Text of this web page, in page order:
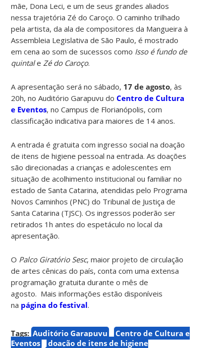
mãe, Dona Leci, e um de seus grandes aliados
nessa trajetória Zé do Caroço. O caminho trilhado
pela artista, da ala de compositores da Mangueira à
Assembleia Legislativa de São Paulo, é mostrado
em cena ao som de sucessos como Isso é fundo de
quintale Zé do Caroço.
A apresentação será no sábado, 17 de agosto, às
20h, no Auditório Garapuvu doCentro de Cultura
e Eventos, no Campus de Florianópolis, com
classificação indicativa para maiores de 14 anos.
A entrada é gratuita com ingresso social na doação
de itens de higiene pessoal na entrada. As doações
são direcionadas a crianças e adolescentes em
situação de acolhimento institucional ou familiar no
estado de Santa Catarina, atendidas pelo Programa
Novos Caminhos (PNC) do Tribunal de Justiça de
Santa Catarina (TJSC). Os ingressos poderão ser
retirados 1h antes do espetáculo no local da
apresentação.
O Palco Giratório Sesc, maior projeto de circulação
de artes cênicas do país, conta com uma extensa
programação gratuita durante o mês de
agosto. Mais informações estão disponíveis
na página do festival.
Tags: Auditório Garapuvu
Centro de Cultura e
Eventos
doação de itens de higiene